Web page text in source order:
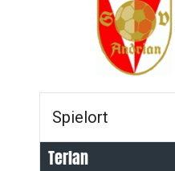
Spielort
Terlan